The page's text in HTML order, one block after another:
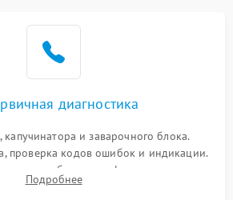
диагностика
и заварочного блока.
проверка кодов ошибок и индикации.
термоблока и кофемолки на слух.
и давления воды для выявления
Подробнее